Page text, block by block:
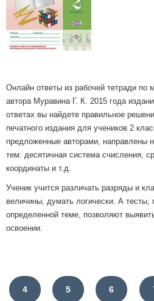
Онлайн ответы из рабочей тетради по
автора Муравина Г. К. 2015 года
ответах вы найдете правильное
печатного издания для учеников 2
предложенные авторами, направлены
тем: десятичная система счисления,
координаты и т.д.
Ученик учится различать разряды и
величины, думать логически. А тесты,
определенной теме, позволяют
освоении.
4 5 6